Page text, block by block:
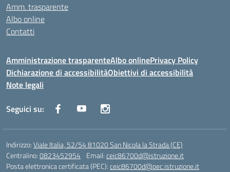
Amm. trasparente
Albo online
Contatti
Amministrazione trasparenteAlbo onlinePrivacy Policy
Dichiarazione di accessibilitàObiettivi di accessibilità
Note legali
Seguici su:
Indirizzo:Viale Italia, 52/54 81020 San Nicola la Strada (CE)
Centralino:0823452954 Email:ceic86700d@istruzione.it
Posta elettronica certificata (PEC):ceic86700d@pec.istruzione.it